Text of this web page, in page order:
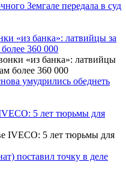
Земгале передала в суд
«из банка»: латвийцы за
360 000
умудрились обеднеть
5 лет тюрьмы для
поставил точку в деле